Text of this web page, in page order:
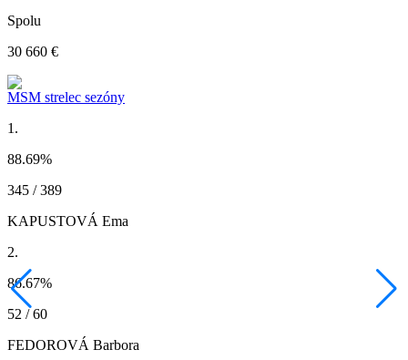
Spolu
30 660 €
MSM strelec sezóny
1.
88.69%
345 / 389
KAPUSTOVÁ Ema
2.
86.67%
52 / 60
FEDOROVÁ Barbora